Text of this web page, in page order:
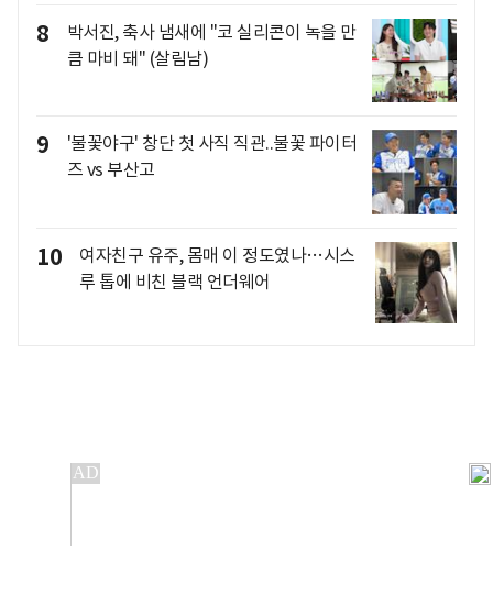
8
박서진, 축사 냄새에 "코 실리콘이 녹을 만
큼 마비 돼" (살림남)
9
'불꽃야구' 창단 첫 사직 직관..불꽃 파이터
즈 vs 부산고
10
여자친구 유주, 몸매 이 정도였나…시스
루 톱에 비친 블랙 언더웨어